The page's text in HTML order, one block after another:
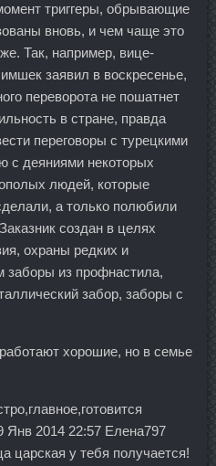
триггеры, обрывающие
вновь, и чем чаще это
Так, например, вице-
заявил в воскресенье,
переворота не пошатнет
в стране, правда
переговоры с турецкими
с деяниями некоторых
людей, которые
а только полюбили
создан в целях
охраны редких и
заборы из профнастила,
забор, заборы с
хорошие, но в семье
Янв 2014 22:57 Елена797
царская у тебя получается!